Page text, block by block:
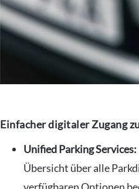
Einfacher digitaler Zugang
Unified Parking Services:
Übersicht über alle